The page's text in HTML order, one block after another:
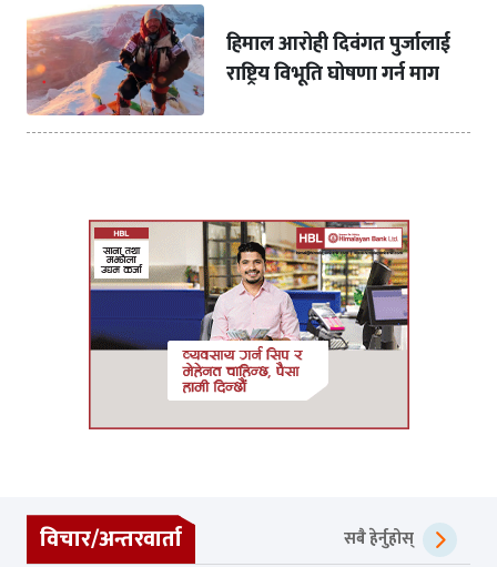
हिमाल आरोही दिवंगत पुर्जालाई
राष्ट्रिय विभूति घोषणा गर्न माग
विचार/अन्तरवार्ता सबै हेर्नुहोस्